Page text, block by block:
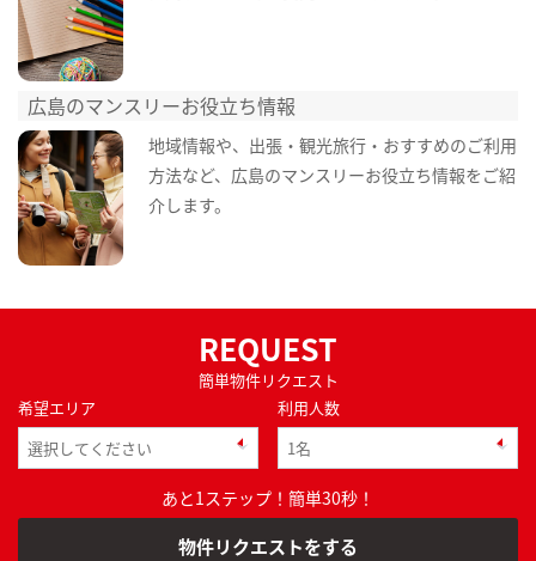
広島のマンスリーお役立ち情報
地域情報や、出張・観光旅行・おすすめのご利用
方法など、広島のマンスリーお役立ち情報をご紹
介します。
REQUEST
簡単物件リクエスト
希望エリア
利用人数
あと1ステップ！簡単30秒！
物件リクエストをする